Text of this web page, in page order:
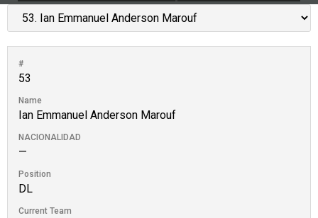
#
53
Name
Ian Emmanuel Anderson Marouf
NACIONALIDAD
—
Position
DL
Current Team